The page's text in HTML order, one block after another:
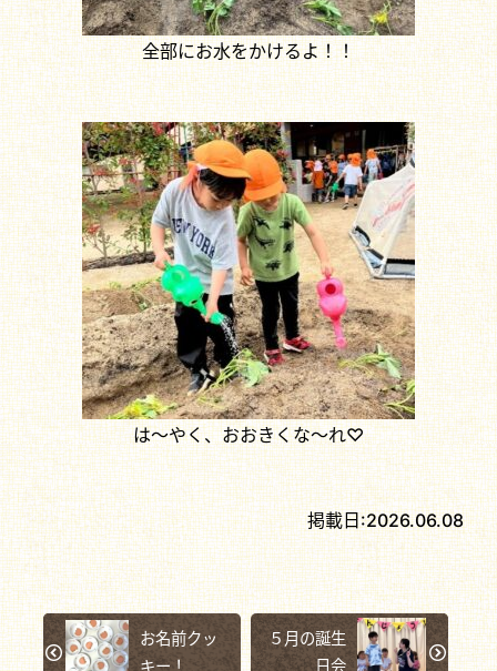
全部にお水をかけるよ！！
は～やく、おおきくな～れ♡
掲載日:2026.06.08
お名前クッ
キー！
５月の誕生
日会